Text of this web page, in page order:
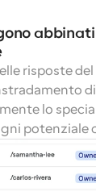
risposte
lo
potenziale